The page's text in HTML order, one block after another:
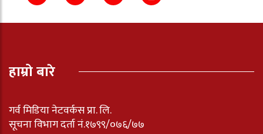
हाम्रो बारे
गर्व मिडिया नेटवर्कस प्रा. लि.
सूचना विभाग दर्ता नं.१७९९/०७६/७७